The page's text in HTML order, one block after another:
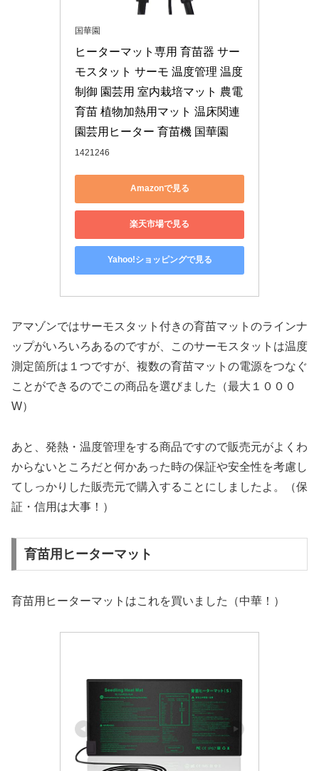
国華園
ヒーターマット専用 育苗器 サー
モスタット サーモ 温度管理 温度
制御 園芸用 室内栽培マット 農電
育苗 植物加熱用マット 温床関連
園芸用ヒーター 育苗機 国華園
1421246
Amazonで見る
楽天市場で見る
Yahoo!ショッピングで見る
アマゾンではサーモスタット付きの育苗マットのラインナ
ップがいろいろあるのですが、このサーモスタットは温度
測定箇所は１つですが、複数の育苗マットの電源をつなぐ
ことができるのでこの商品を選びました（最大１０００
W）
あと、発熱・温度管理をする商品ですので販売元がよくわ
からないところだと何かあった時の保証や安全性を考慮し
てしっかりした販売元で購入することにしましたよ。（保
証・信用は大事！）
育苗用ヒーターマット
育苗用ヒーターマットはこれを買いました（中華！）